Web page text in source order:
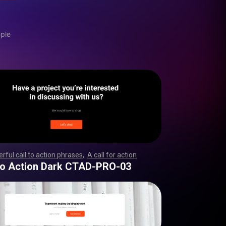
call to action phrases ,A call for action
,,,,,,,,,,,,,,,,,,,,,,,,,,,, ,,,,,,,,,,,,,,,,,,
,,,,,,,,,,,,,,,,,,,,,,,,,,,, ,,,,,,,,,,,,,,,,,,
,,,,,,,,,,,,,,,,,,,,,,,,
Action Dark CTAD-PRO-03